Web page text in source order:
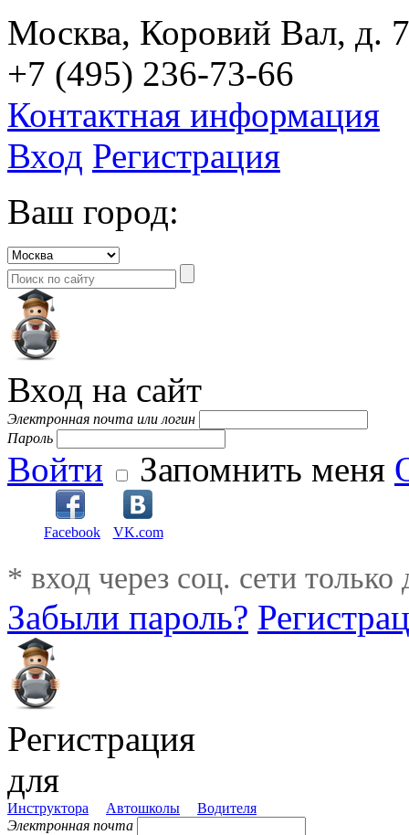
Москва, Коровий Вал, д.
+7 (495) 236-73-66
Контактная информация
Вход Регистрация
Ваш город:
Вход на сайт
Электронная почта или логин
Пароль
Войти Запомнить меня
Facebook VK.com
* вход через соц. сети
Забыли пароль?
Регистрация
для
Инструктора Автошколы
Водителя
Электронная почта